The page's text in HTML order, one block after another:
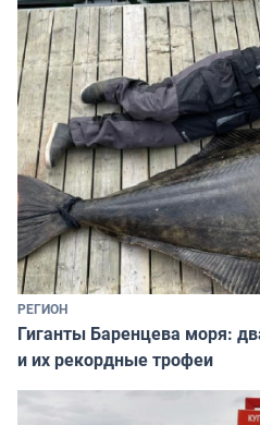
РЕГИОН
Гиганты Баренцева моря:
и их рекордные трофеи